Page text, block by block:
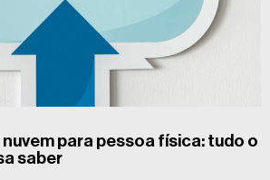
para pessoa física: tudo o
saber